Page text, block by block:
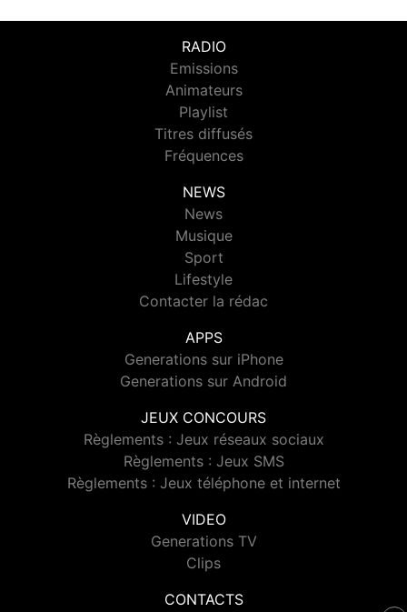
RADIO
Emissions
Animateurs
Playlist
Titres diffusés
Fréquences
NEWS
News
Musique
Sport
Lifestyle
Contacter la rédac
APPS
Generations sur iPhone
Generations sur Android
JEUX CONCOURS
Règlements : Jeux réseaux sociaux
Règlements : Jeux SMS
Règlements : Jeux téléphone et internet
VIDEO
Generations TV
Clips
CONTACTS